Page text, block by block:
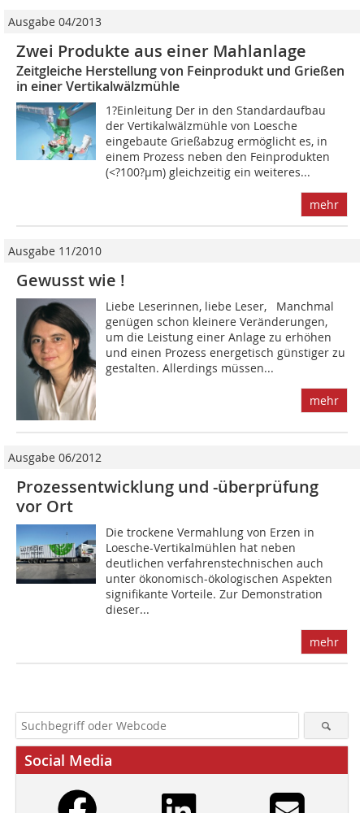
Ausgabe 04/2013
Zwei Produkte aus einer Mahlanlage
Zeitgleiche Herstellung von Feinprodukt und Grießen
in einer Vertikalwälzmühle
1?Einleitung Der in den Standardaufbau
der Vertikalwälzmühle von ­Loesche
eingebaute Grießabzug ermöglicht es, in
einem Prozess neben den Feinprodukten
(<?100?µm) gleichzeitig ein weiteres...
mehr
Ausgabe 11/2010
Gewusst wie !
Liebe Leserinnen, liebe Leser, Manchmal
genügen schon kleinere Veränderungen,
um die Leistung einer Anlage zu erhöhen
und einen Prozess energetisch günstiger zu
gestalten. Allerdings müssen...
mehr
Ausgabe 06/2012
Prozessentwicklung und -überprüfung
vor Ort
Die trockene Vermahlung von Erzen in
Loesche-Vertikalmühlen hat neben
deutlichen verfahrenstechnischen auch
unter ökonomisch-ökologischen Aspekten
signifikante Vorteile. Zur Demonstration
dieser...
mehr
Social Media